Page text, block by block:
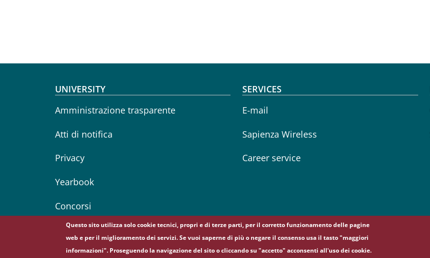
Footer menu
UNIVERSITY
Amministrazione trasparente
Atti di notifica
Privacy
Yearbook
Concorsi
SERVICES
E-mail
Sapienza Wireless
Career service
Questo sito utilizza solo cookie tecnici, propri e di terze parti, per il corretto funzionamento delle pagine
web e per il miglioramento dei servizi. Se vuoi saperne di più o negare il consenso usa il tasto "maggiori
informazioni". Proseguendo la navigazione del sito o cliccando su "accetto" acconsenti all'uso dei cookie.